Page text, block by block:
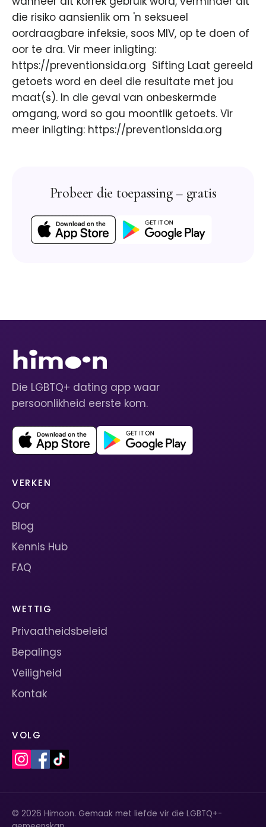
die risiko aansienlik om 'n seksueel
oordraagbare infeksie, soos MIV, op te doen of
oor te dra. Vir meer inligting:
https://preventionsida.org ​ Sifting Laat gereeld
getoets word en deel die resultate met jou
maat(s). In die geval van onbeskermde
omgang, word so gou moontlik getoets. Vir
meer inligting: https://preventionsida.org ​
Probeer die toepassing – gratis
Die LGBTQ+ dating app waar
persoonlikheid eerste kom.
VERKEN
Oor
Blog
Kennis Hub
FAQ
WETTIG
Privaatheidsbeleid
Bepalings
Veiligheid
Kontak
VOLG
© 2026 Himoon. Gemaak met liefde vir die LGBTQ+-